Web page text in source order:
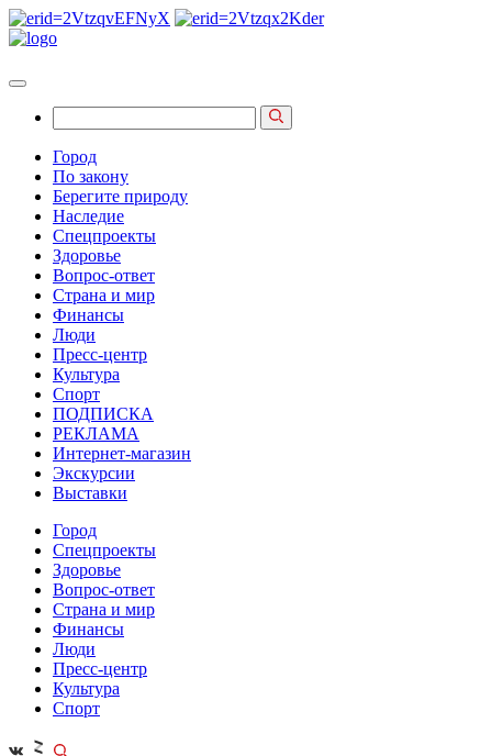
Город
По закону
Берегите природу
Наследие
Спецпроекты
Здоровье
Вопрос-ответ
Страна и мир
Финансы
Люди
Пресс-центр
Культура
Спорт
ПОДПИСКА
РЕКЛАМА
Интернет-магазин
Экскурсии
Выставки
Город
Спецпроекты
Здоровье
Вопрос-ответ
Страна и мир
Финансы
Люди
Пресс-центр
Культура
Спорт